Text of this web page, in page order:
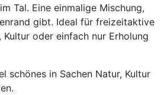
Tal. Eine einmalige Mischung,
gibt. Ideal für freizeitaktive
Kultur oder einfach nur Erholung
schönes in Sachen Natur, Kultur